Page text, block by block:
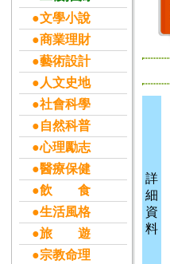
●文學小說
●商業理財
●藝術設計
●人文史地
●社會科學
●自然科普
●心理勵志
●醫療保健
●飲 食
●生活風格
●旅 遊
●宗教命理
詳
細
資
料